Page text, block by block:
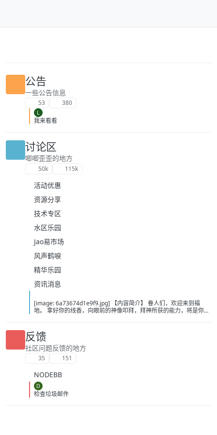
公告
一些公告信息
53 380
L
我来看看
讨论区
唧唧歪歪的地方
50k 115k
活动优惠
资源分享
技术专区
水区乐园
Jao易市场
风声鹤唳
精华乐园
资讯消息
[image: 6a73674d1e9f9.jpg] 【内容简介】 眷人们，欢迎来到福
地。 拿好你的线香，向眼前的神像叩拜，拜神所获的能力，将是你们
悲剧轮回…… 【作者简介】 作者：幻梦猎人，起点中文网作者，代表
作品：《灾厄收容所》《诡异分解指南》《天灾疯人院》《基因收容
所》等 【下载地址】 百度：
https://pan.baidu.com/s/1CTpsB1_Ju5NwzAhO0MvwZQ?pwd=9a1v
夸克：https://pan.quark.cn/s/ffe07719ebb3?pwd=aUYh 移动：
反馈
社区问题反馈的地方
35 151
NODEBB
D
检查垃圾邮件